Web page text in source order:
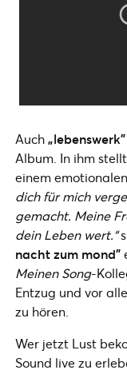
Auch„lebenswerk”
Album. In ihm
einem
dich für mich
gemacht. Meine
dein Leben wert.“
nacht zum mond”
Meinen Song-
Entzug und vor
zu hören.
Wer jetzt Lust
Sound live zu